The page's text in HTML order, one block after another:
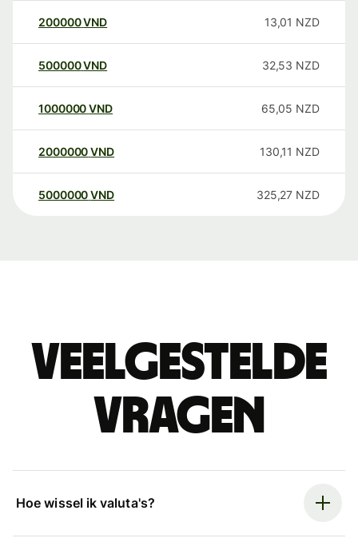
200000VND 13,01 NZD
500000VND 32,53 NZD
1000000VND 65,05 NZD
2000000VND 130,11 NZD
5000000VND 325,27 NZD
Veelgestelde
vragen
Hoe wissel ik valuta's?